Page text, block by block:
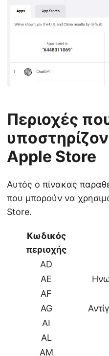
Περιοχές
Apple Store
Αυτός ο πίνακας
που μπορούν να
Store.
Κωδικός
περιοχής
AD
AE
AF
AG
AI
AL
AM